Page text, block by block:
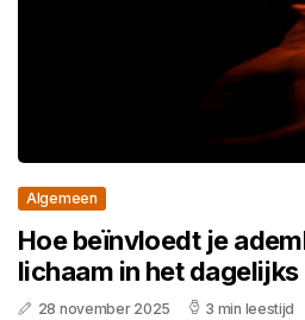
Algemeen
Hoe beïnvloedt je
lichaam in het dagelijks
28 november 2025 3 min leestijd